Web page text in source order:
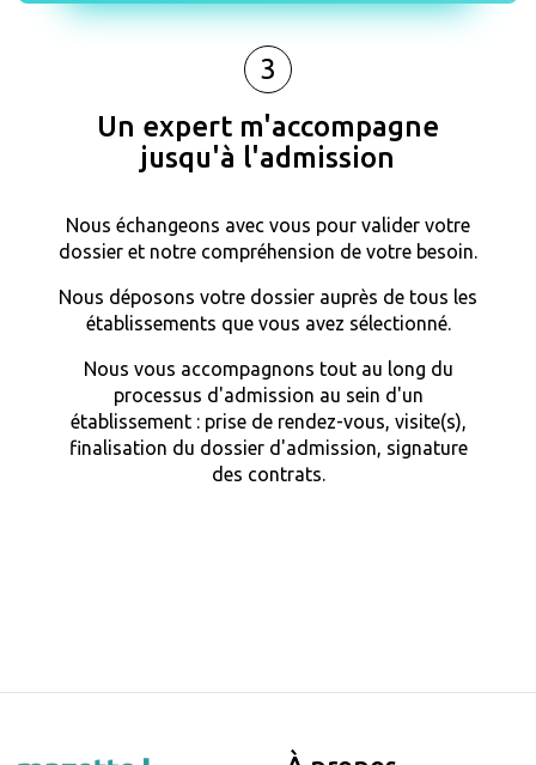
3
Un expert m'accompagne
jusqu'à l'admission
Nous échangeons avec vous pour valider votre
dossier et notre compréhension de votre besoin.
Nous déposons votre dossier auprès de tous les
établissements que vous avez sélectionné.
Nous vous accompagnons tout au long du
processus d'admission au sein d'un
établissement : prise de rendez-vous, visite(s),
finalisation du dossier d'admission, signature
des contrats.